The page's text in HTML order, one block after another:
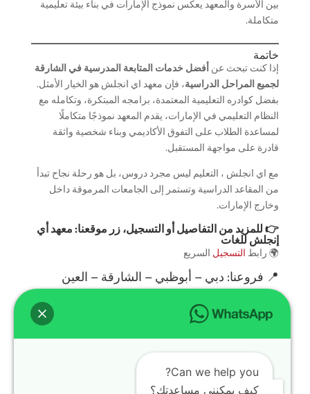
بين الأسرة والمعهد يعكس نموذج الإمارات في بناء بيئة تعليمية
متكاملة.
خاتمة
إذا كنت تبحث عنأفضل خدمات المتابعة المدرسية في الشارقة
لجميع المراحل الدراسية، فإن معهد اي انجلش هو الخيار الأمثل.
بفضل كوادره التعليمية المعتمدة، برامجه المبتكرة، وتكامله مع
النظام التعليمي في الإمارات، يقدم المعهد نموذجًا متكاملًا
لمساعدة الطلاب على التفوق الأكاديمي وبناء شخصية واثقة
قادرة على مواجهة المستقبل.
مع اي انجلش ، التعليم ليس مجرد دروس، بل هو رحلة نجاح تبدأ
من المقاعد الدراسية وتستمر إلى الجامعات المرموقة داخل
وخارج الإمارات.
👉 للمزيد من التفاصيل أو التسجيل، زر موقعنا:معهد أي
إنجلش للغات
🌍 رابطالتسجيلالسريع
📍 فروعنا: دبي – أبوظبي – الشارقة – العين
سوشيال ميديا
تابعنا لمعرفة العروض والجدول الأسبوعي:
🎥
TikTok
📱
Instagram
Can we help you?
كيف يمكنني مساعدتك؟